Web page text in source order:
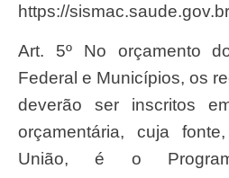
https://
Art. 5º No orçamento dos Estados, Distrito
Federal e Municípios, os
deverão ser inscritos
orçamentária, cuja
União, é o